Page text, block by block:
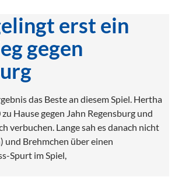
erst ein
gegen
das Beste an diesem Spiel. Hertha
Hause gegen Jahn Regensburg und
verbuchen. Lange sah es danach nicht
und Brehmchen über einen
Spurt im Spiel,